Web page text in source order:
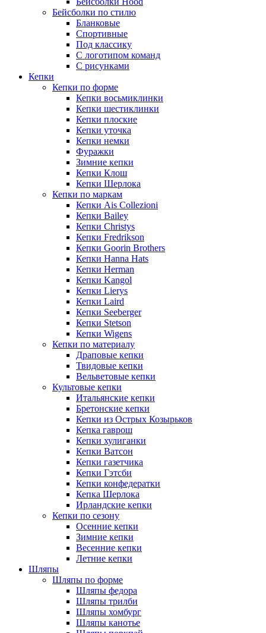
Бейсболки по стилю
Бланковые
Спортивные
Под классику
С логотипом команд
С рисунками
Кепки
Кепки по форме
Кепки восьмиклинки
Кепки шестиклинки
Кепки плоские
Кепки уточка
Кепки немки
Фуражки
Зимние кепки
Кепки Клош
Кепки Шерлока
Кепки по маркам
Кепки Ais Collezioni
Кепки Bailey
Кепки Christys
Кепки Fredrikson
Кепки Goorin Brothers
Кепки Hanna Hats
Кепки Herman
Кепки Kangol
Кепки Lierys
Кепки Laird
Кепки Seeberger
Кепки Stetson
Кепки Wigens
Кепки по материалу
Драповые кепки
Твидовые кепки
Вельветовые кепки
Культовые кепки
Итальянские кепки
Бретонские кепки
Кепки из Острых Козырьков
Кепка гаврош
Кепки хулиганки
Кепки Ватсон
Кепки газетчика
Кепки Гэтсби
Кепки конфедератки
Кепка Шерлока
Ирландские кепки
Кепки по сезону
Осенние кепки
Зимние кепки
Весенние кепки
Летние кепки
Шляпы
Шляпы по форме
Шляпы федора
Шляпы трилби
Шляпы хомбург
Шляпы канотье